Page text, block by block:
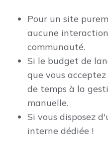
Pour un site
aucune
communauté.
Si le budget de
que vous
de temps à la
manuelle.
Si vous disposez
interne dédiée !